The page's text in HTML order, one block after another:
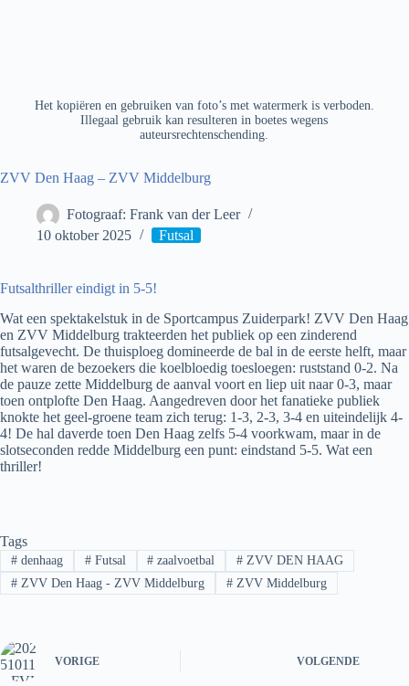
Het kopiëren en gebruiken van foto’s met watermerk is verboden.
Illegaal gebruik kan resulteren in boetes wegens
auteursrechtenschending.
ZVV Den Haag – ZVV Middelburg
Fotograaf: Frank van der Leer
10 oktober 2025
Futsal
Futsalthriller eindigt in 5-5!
Wat een spektakelstuk in de Sportcampus Zuiderpark! ZVV Den Haag
en ZVV Middelburg trakteerden het publiek op een zinderend
futsalgevecht. De thuisploeg domineerde de bal in de eerste helft, maar
het waren de bezoekers die koelbloedig toesloegen: ruststand 0-2. Na
de pauze zette Middelburg de aanval voort en liep uit naar 0-3, maar
toen ontplofte Den Haag. Aangedreven door het fanatieke publiek
knokte het geel-groene team zich terug: 1-3, 2-3, 3-4 en uiteindelijk 4-
4! De hal daverde toen Den Haag zelfs 5-4 voorkwam, maar in de
slotseconden redde Middelburg een punt: eindstand 5-5. Wat een
thriller!
Tags
#denhaag #Futsal # zaalvoetbal # ZVV DEN HAAG
#ZVV Den Haag - ZVV Middelburg #ZVV Middelburg
VORIGE VOLGENDE